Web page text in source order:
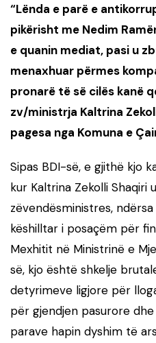
“Lënda e parë e
pikërisht me Nedim
e quanin mediat, pasi u
menaxhuar përmes
pronarë të së cilës kanë
zv/ministrja Kaltrina
pagesa nga Komuna e
Sipas BDI-së, e gjithë kjo
kur Kaltrina Zekolli Shaqiri
zëvendësministres,
këshilltar i posaçëm për
Mexhitit në Ministrinë e
së, kjo është shkelje
detyrimeve ligjore për
për gjendjen pasurore
parave hapin dyshim të